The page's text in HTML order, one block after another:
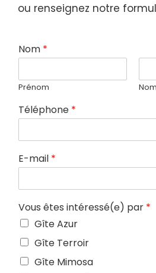
ou renseignez notre
Nom *
Prénom Nom
Téléphone *
E-mail *
Vous êtes intéressé(e) par *
Gîte Azur
Gîte Terroir
Gîte Mimosa